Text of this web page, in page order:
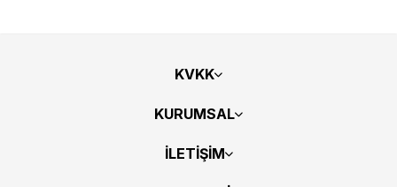
KVKK
KURUMSAL
İLETİŞİM